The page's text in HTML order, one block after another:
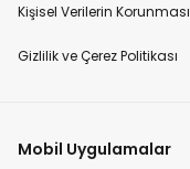
Kişisel Verilerin Korunması
Gizlilik ve Çerez Politikası
Mobil Uygulamalar